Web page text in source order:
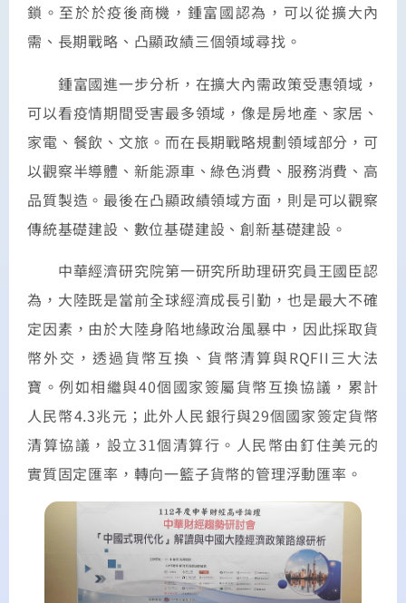
鎖。至於於疫後商機，鍾富國認為，可以從擴大內
需、長期戰略、凸顯政績三個領域尋找。
鍾富國進一步分析，在擴大內需政策受惠領域，
可以看疫情期間受害最多領域，像是房地產、家居、
家電、餐飲、文旅。而在長期戰略規劃領域部分，可
以觀察半導體、新能源車、綠色消費、服務消費、高
品質製造。最後在凸顯政績領域方面，則是可以觀察
傳統基礎建設、數位基礎建設、創新基礎建設。
中華經濟研究院第一研究所助理研究員王國臣認
為，大陸既是當前全球經濟成長引勤，也是最大不確
定因素，由於大陸身陷地緣政治風暴中，因此採取貨
幣外交，透過貨幣互換、貨幣清算與RQFII三大法
寶。例如相繼與40個國家簽屬貨幣互換協議，累計
人民幣4.3兆元；此外人民銀行與29個國家簽定貨幣
清算協議，設立31個清算行。人民幣由釘住美元的
實質固定匯率，轉向一籃子貨幣的管理浮動匯率。